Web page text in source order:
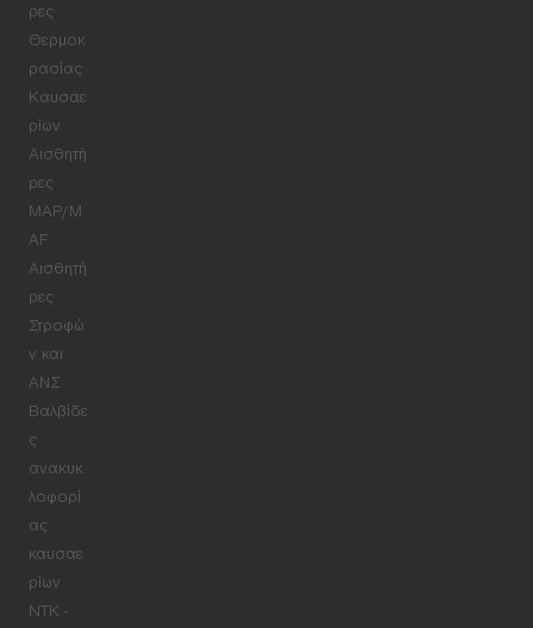
ρες
Θερμοκ
ρασίας
Καυσαε
ρίων
Αισθητή
ρες
MAP/M
AF
Αισθητή
ρες
Στροφώ
ν και
ΑΝΣ
Βαλβίδε
ς
ανακυκ
λοφορί
ας
καυσαε
ρίων
NTK -